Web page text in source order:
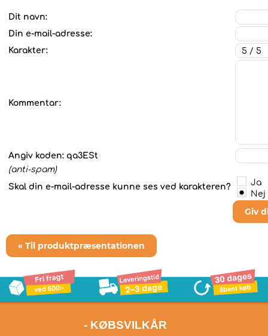
Dit navn:
Din e-mail-adresse:
Karakter:
Kommentar:
Angiv koden: qa3ESt
(anti-spam)
Skal din e-mail-adresse kunne ses ved karakteren?
Ja
Nej
Giv
« Til produktpræsentationen
- KØBSVILKÅR